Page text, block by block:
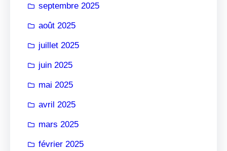
septembre 2025
août 2025
juillet 2025
juin 2025
mai 2025
avril 2025
mars 2025
février 2025